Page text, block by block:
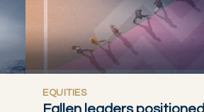
EQUITIES